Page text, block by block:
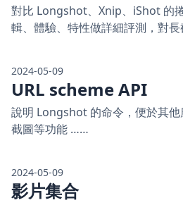
對比 Longshot、Xnip、iShot 的
輯、體驗、特性做詳細評測，對長
2024-05-09
URL scheme API
說明 Longshot 的命令，便於其
截圖等功能 ……
2024-05-09
影片集合